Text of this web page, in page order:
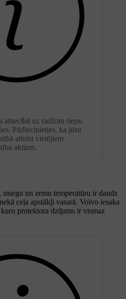
attiecībā uz radžotu riepu
Pārliecinieties, ka jūsu
atbilst vietējiem
aktiem.
un zemu temperatūru ir daudz
ceļa apstākļi vasarā. Volvo iesaka
kuru protektora dziļums ir vismaz